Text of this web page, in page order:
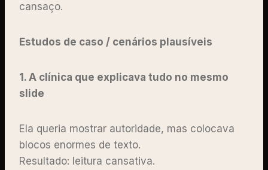
cansaço.
Estudos de caso / cenários plausíveis
1. A clínica que explicava tudo no mesmo
slide
Ela queria mostrar autoridade, mas colocava
blocos enormes de texto.
Resultado: leitura cansativa.